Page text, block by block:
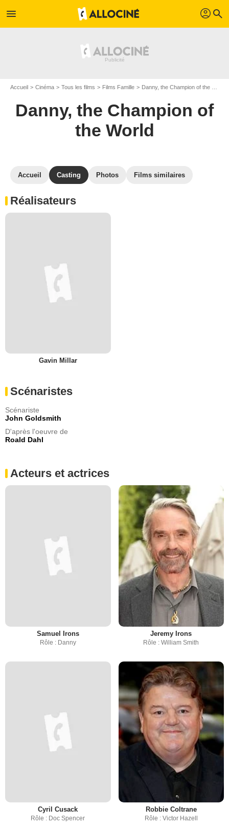
menu profil search
Accueil Cinéma Tous les films Films Famille Danny, the Champion of the World
Danny, the Champion of
the World
Accueil Casting Photos Films similaires
Réalisateurs
Gavin Millar
Scénaristes
Scénariste
John Goldsmith
D'après l'oeuvre de
Roald Dahl
Acteurs et actrices
Samuel Irons
Rôle : Danny
Jeremy Irons
Rôle : William Smith
Cyril Cusack
Rôle : Doc Spencer
Robbie Coltrane
Rôle : Victor Hazell